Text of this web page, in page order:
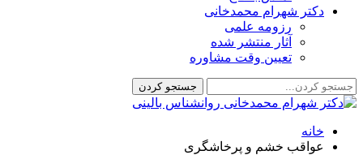
دکتر شهرام محمدخانی
رزومه علمی
آثار منتشر شده
تعیین وقت مشاوره
خانه
عواقب خشم و پرخاشگری